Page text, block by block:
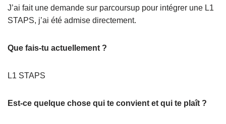
J’ai fait une demande sur parcoursup pour intégrer une L1
STAPS, j’ai été admise directement.
Que fais-tu actuellement ?
L1 STAPS
Est-ce quelque chose qui te convient et qui te plaît ?